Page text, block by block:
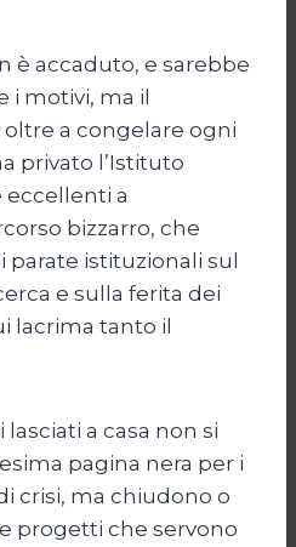
è accaduto, e sarebbe
i motivi, ma il
a congelare ogni
privato l’Istituto
eccellenti a
bizzarro, che
parate istituzionali sul
e sulla ferita dei
lacrima tanto il
a casa non si
pagina nera per i
crisi, ma chiudono o
progetti che servono